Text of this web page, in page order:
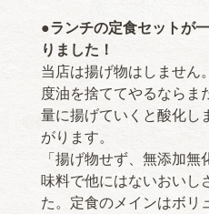
●ランチの定食セットが
りました！
当店は揚げ物はしません
度油を捨ててやるならま
量に揚げていくと酸化し
がります。
「揚げ物せず、無添加
味料で他にはないおいし
た。定食のメインはボリ